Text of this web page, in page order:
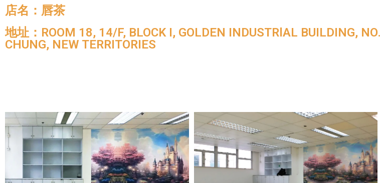
店名：唇茶
地址：ROOM 18, 14/F, BLOCK I, GOLDEN INDUSTRlAL BUILDING,
CHUNG, NEW TERRITORIES